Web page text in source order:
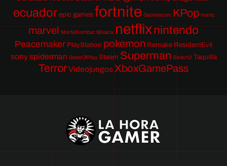
ecuador epic games fortnite Gamescom KPop mario
marvel MortalKombat Música netflixnintendo
Peacemaker PlayStation pokemon Remake ResidentEvil
sony spiderman StateOfPlay Steam Superman Switch2 Taquilla
TerrorVideojuegos XboxGamePass